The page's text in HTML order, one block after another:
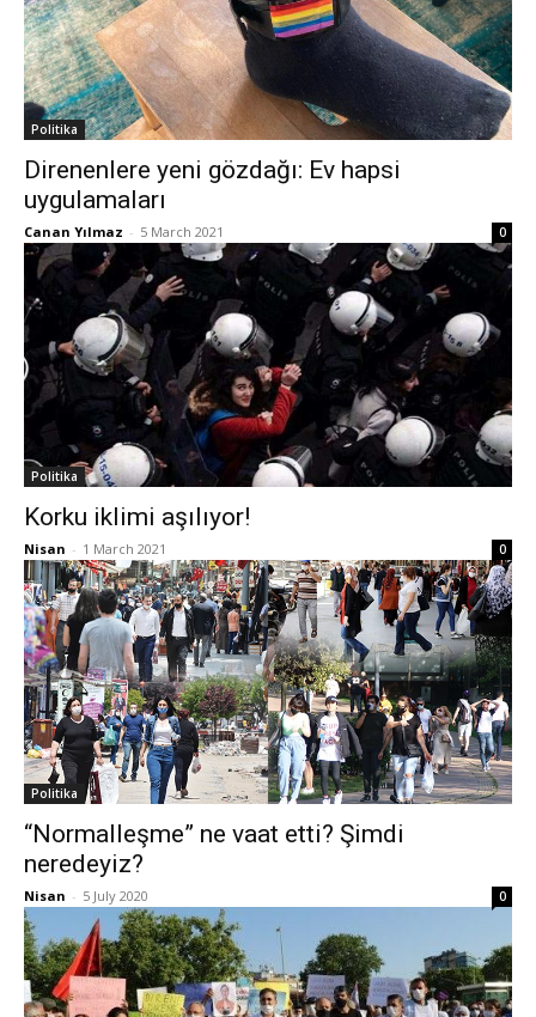
Politika
Direnenlere yeni gözdağı: Ev hapsi
uygulamaları
Canan Yılmaz - 5 March 2021 0
Politika
Korku iklimi aşılıyor!
Nisan - 1 March 2021 0
Politika
“Normalleşme” ne vaat etti? Şimdi
neredeyiz?
Nisan - 5 July 2020 0